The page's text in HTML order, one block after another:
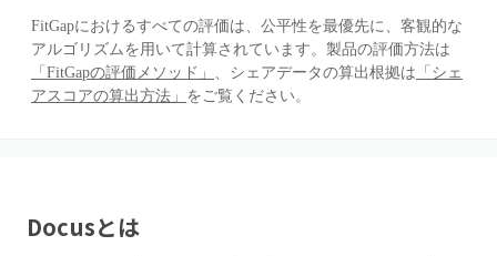
FitGapにおけるすべての評価は、公平性を最優先に、客観的な
アルゴリズムを用いて計算されています。製品の評価方法は
「FitGapの評価メソッド」 、シェアデータの算出根拠は 「シェ
アスコアの算出方法」 をご覧ください。
Docusとは